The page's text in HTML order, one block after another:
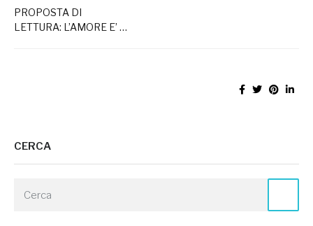
PROPOSTA DI
LETTURA: L’AMORE E’ …
CERCA